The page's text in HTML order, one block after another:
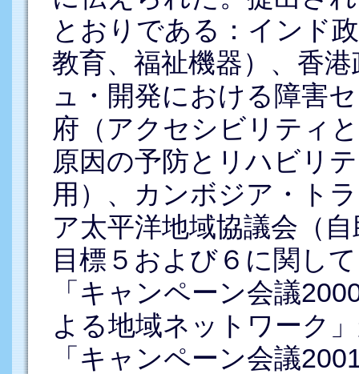
とおりである：インド
教育、福祉機器）、香
ュ・開発における障害
府（アクセシビリティ
原因の予防とリハビリ
用）、カンボジア・ト
ア太平洋地域協議会（
目標５および６に関し
「キャンペーン会議
よる地域ネットワーク
「キャンペーン会議